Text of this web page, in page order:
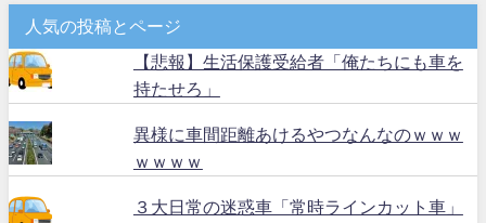
人気の投稿とページ
【悲報】生活保護受給者「俺たちにも車を
持たせろ」
異様に車間距離あけるやつなんなのｗｗｗ
ｗｗｗｗ
３大日常の迷惑車「常時ラインカット車」